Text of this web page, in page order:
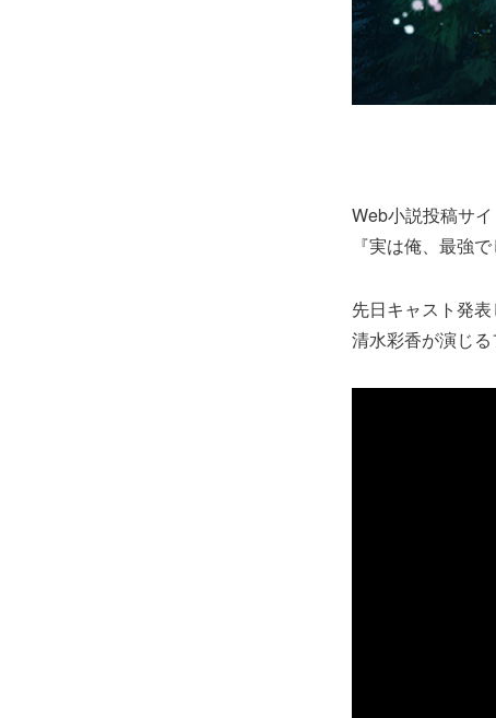
Web⼩説投稿サ
『実は俺、最強
先⽇キャスト発
清⽔彩⾹が演じ